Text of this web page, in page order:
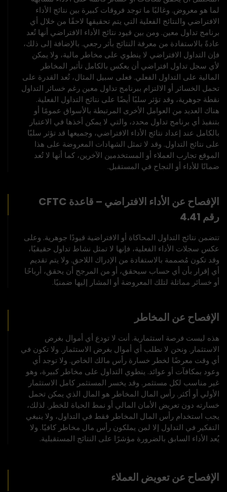
لما هو معروض. وغالبًا ما توجد فروقات كبيرة بين نتائج الأداء
الافتراضي والنتائج الفعلية التي يتم تحقيقها لاحقًا من خلال أي
برنامج تداول معين. ومن بين قيود نتائج الأداء الافتراضي أنها تُعد
عادةً بالاستفادة من معرفة النتائج بأثر رجعي. بالإضافة إلى ذلك،
فإن التداول الافتراضي لا ينطوي على مخاطر مالية، ولا يمكن
لأي سجل تداول افتراضي أن يعكس بالكامل تأثير المخاطر
المالية على التداول الفعلي. فعلى سبيل المثال، تُعد القدرة على
تحمل الخسائر أو الالتزام ببرنامج تداول معين رغم خسائر التداول
نقطة جوهرية، وقد تؤثر سلبًا أيضًا على نتائج التداول الفعلية.
هناك العديد من العوامل الأخرى المرتبطة بالأسواق عمومًا أو
بتنفيذ أي برنامج تداول محدد، والتي لا يمكن أخذها في الاعتبار
بالكامل عند إعداد نتائج الأداء الافتراضي، وجميعها قد تؤثر سلبًا
على نتائج التداول. وقد لا تمثل الشهادات المعروضة على هذا
الموقع تجارب العملاء أو المستخدمين الآخرين، كما أنها لا تُعد
ضمانًا للأداء أو النجاح في المستقبل.
الإفصاح عن الأداء الافتراضي – قاعدة CFTC
رقم 4.41
تتضمن نتائج التداول المحاكاة أو الافتراضية قيودًا جوهرية. وعلى
عكس سجلات الأداء الفعلية، فإنها لا تمثل نشاط تداول حقيقيًا،
وقد تكون مُصممة بالاستفادة من الإدراك اللاحق. ولا يتم تقديم
أي إقرار بأن أي حساب سيحقق، أو من المرجح أن يحقق، أرباحًا
أو خسائر مماثلة لتلك المعروضة أو المشار إليها ضمنيًا.
الإفصاح عن المخاطر
هذه ليست فرصة استثمارية. أنت لا تودع أي أموال بغرض
الاستثمار. ونحن لا نطلب أي أموال بغرض الاستثمار. ولا تكون في
أي وقت معرضًا لخطر خسارة رأس مالك الخاص. ولا توجد أي
وعود بمكافآت أو عوائد. ينطوي التداول على مخاطر كبيرة، وهو
غير مناسب لكل مستثمر. وقد يخسر المستثمر كامل الاستثمار
الأولي أو أكثر. رأس المال المخاطر هو المال الذي يمكن تحمل
خسارته دون تعريض الأمان المالي أو نمط الحياة للخطر. لذلك،
يجب استخدام رأس المال المخاطر فقط في التداول، ولا ينبغي
التفكير في التداول إلا لمن يملكون رأس مال مخاطر كافيًا. ولا
يُعد الأداء السابق بالضرورة مؤشرًا على النتائج المستقبلية.
الإفصاح عن تعويض العملاء